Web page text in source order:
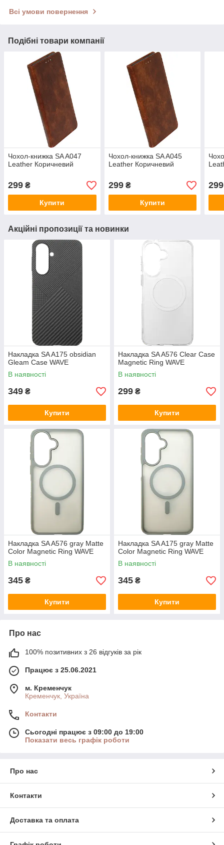
Всі умови повернення
Подібні товари компанії
Чохол-книжка SA A047
Leather Коричневий
299 ₴
Купити
Чохол-книжка SA A045
Leather Коричневий
299₴
Купити
299
Акційні пропозиції та новинки
Накладка SA A175 obsidian
Gleam Case WAVE
В наявності
349 ₴
Купити
Накладка SA A576 Clear Case
Magnetic Ring WAVE
В наявності
299 ₴
Купити
Накладка SA A576 gray Matte
Color Magnetic Ring WAVE
В наявності
345 ₴
Купити
Накладка SA A175 gray Matte
Color Magnetic Ring WAVE
В наявності
345 ₴
Купити
Про нас
100% позитивних з 26 відгуків за рік
Працює з 25.06.2021
м. Кременчук
Кременчук, Україна
Контакти
Сьогодні працює з 09:00 до 19:00
Показати весь графік роботи
Про нас
Контакти
Доставка та оплата